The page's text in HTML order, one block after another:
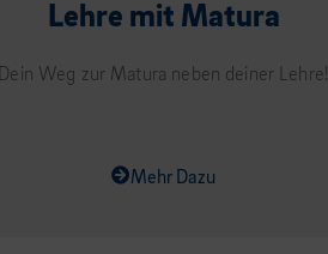
Lehre mit Matura
Dein Weg zur Matura neben deiner Lehre!
Mehr Dazu